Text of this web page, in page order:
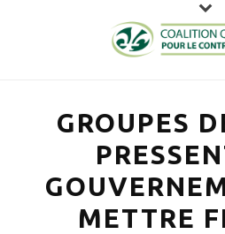
GROUPES
METTRE